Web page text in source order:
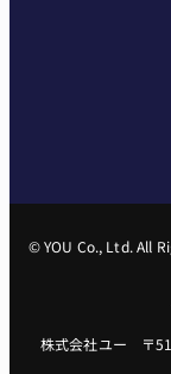
© YOU Co., Ltd. All
株式会社ユー 〒